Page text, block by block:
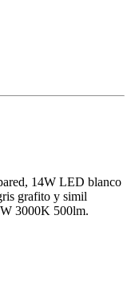
14W LED blanco
grafito y simil
3000K 500lm.